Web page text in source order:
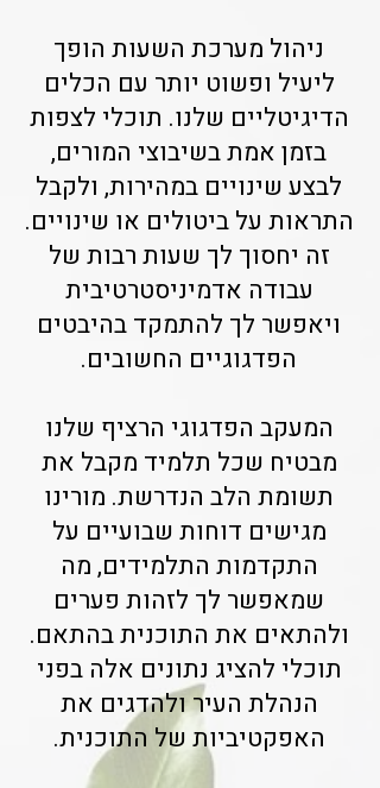
ניהול מערכת השעות הופך
ליעיל ופשוט יותר עם הכלים
הדיגיטליים שלנו. תוכלי לצפות
בזמן אמת בשיבוצי המורים,
לבצע שינויים במהירות, ולקבל
התראות על ביטולים או שינויים.
זה יחסוך לך שעות רבות של
עבודה אדמיניסטרטיבית
ויאפשר לך להתמקד בהיבטים
הפדגוגיים החשובים.
המעקב הפדגוגי הרציף שלנו
מבטיח שכל תלמיד מקבל את
תשומת הלב הנדרשת. מורינו
מגישים דוחות שבועיים על
התקדמות התלמידים, מה
שמאפשר לך לזהות פערים
ולהתאים את התוכנית בהתאם.
תוכלי להציג נתונים אלה בפני
הנהלת העיר ולהדגים את
האפקטיביות של התוכנית.